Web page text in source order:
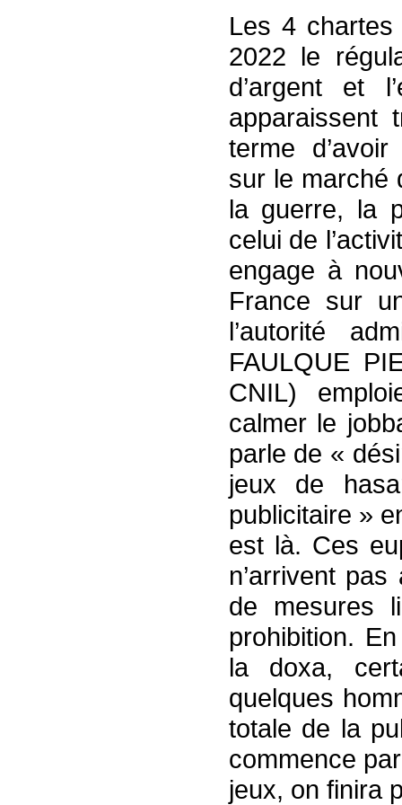
Les 4 chartes
2022 le
d’argent et
apparaissent
terme
sur le marché
la guerre, la
celui de
engage à
France sur
l’autorité
FAULQUE
CNIL)
calmer le
parle de «
jeux de
publicitaire »
est là. Ces
n’arrivent
de mesures
prohibition.
la doxa,
quelques
totale de la
commence
jeux, on finira